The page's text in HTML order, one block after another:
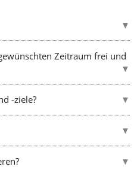
Zeitraum frei und
-ziele?